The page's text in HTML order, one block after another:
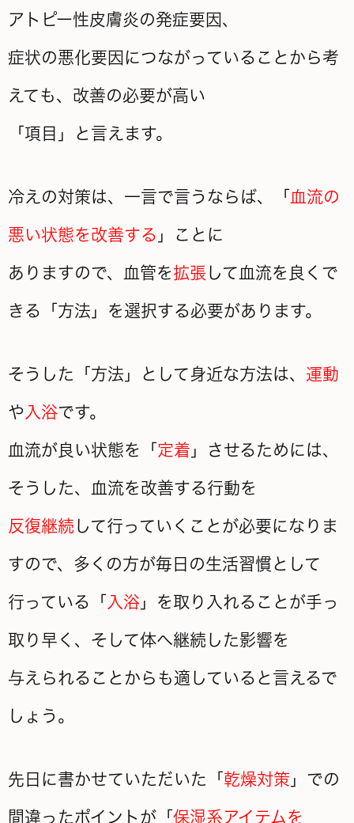
アトピー性皮膚炎の発症要因、
症状の悪化要因につながっていることから考
えても、改善の必要が高い
「項目」と言えます。
冷えの対策は、一言で言うならば、「 血流の
悪い状態を改善する 」ことに
ありますので、血管を拡張 して血流を良くで
きる「方法」を選択する必要があります。
そうした「方法」として身近な方法は、 運動
や 入浴です。
血流が良い状態を「 定着 」させるためには、
そうした、血流を改善する行動を
反復継続 して行っていくことが必要になりま
すので、多くの方が毎日の生活習慣として
行っている「 入浴 」を取り入れることが手っ
取り早く、そして体へ継続した影響を
与えられることからも適していると言えるで
しょう。
先日に書かせていただいた「 乾燥対策 」での
間違ったポイントが「 保湿系アイテムを